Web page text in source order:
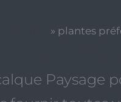
» plantes
Paysage